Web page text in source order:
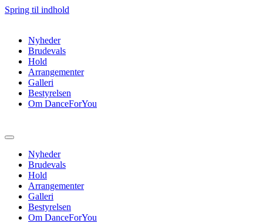
Spring til indhold
Nyheder
Brudevals
Hold
Arrangementer
Galleri
Bestyrelsen
Om DanceForYou
Nyheder
Brudevals
Hold
Arrangementer
Galleri
Bestyrelsen
Om DanceForYou